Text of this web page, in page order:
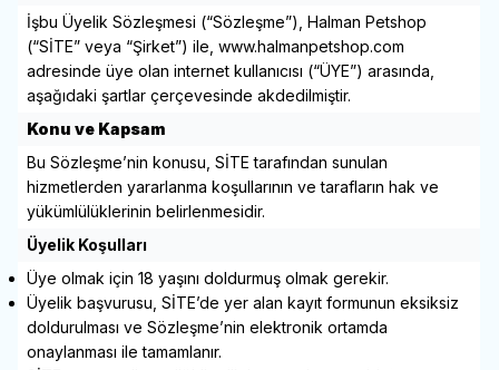
İşbu Üyelik Sözleşmesi (“Sözleşme”), Halman Petshop
(“SİTE” veya “Şirket”) ile, www.halmanpetshop.com
adresinde üye olan internet kullanıcısı (“ÜYE”) arasında,
aşağıdaki şartlar çerçevesinde akdedilmiştir.
Konu ve Kapsam
Bu Sözleşme’nin konusu, SİTE tarafından sunulan
hizmetlerden yararlanma koşullarının ve tarafların hak ve
yükümlülüklerinin belirlenmesidir.
Üyelik Koşulları
Üye olmak için 18 yaşını doldurmuş olmak gerekir.
Üyelik başvurusu, SİTE’de yer alan kayıt formunun eksiksiz
doldurulması ve Sözleşme’nin elektronik ortamda
onaylanması ile tamamlanır.